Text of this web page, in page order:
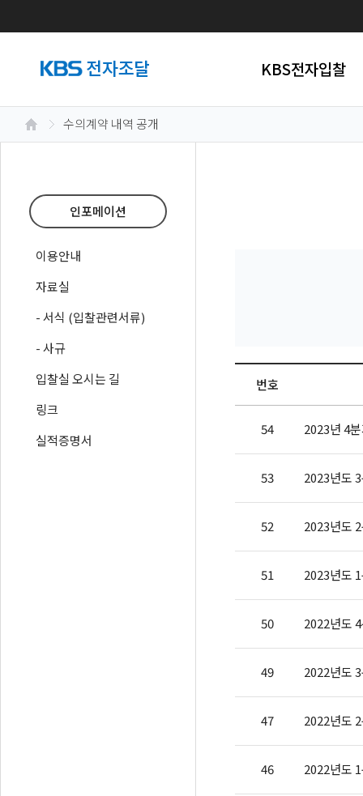
KBS전자입찰
수의계약 내역 공개
인포메이션
이용안내
자료실
- 서식 (입찰관련서류)
- 사규
입찰실 오시는 길
링크
실적증명서
번호
54 2023년 4
53 2023년도
52 2023년도
51 2023년도
50 2022년도
49 2022년도
47 2022년도
46 2022년도